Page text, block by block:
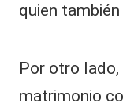
quien
Por otro
matrimonio